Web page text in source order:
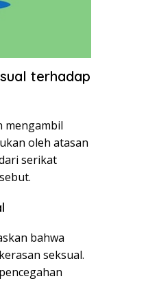
terhadap
mengambil
oleh atasan
serikat
bahwa
seksual.